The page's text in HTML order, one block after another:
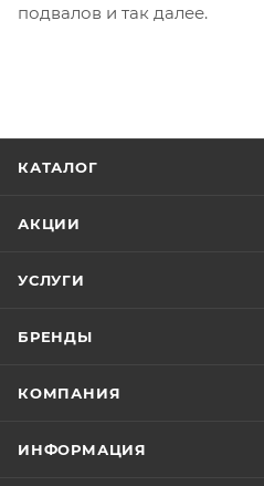
подвалов и так далее.
КАТАЛОГ
АКЦИИ
УСЛУГИ
БРЕНДЫ
КОМПАНИЯ
ИНФОРМАЦИЯ